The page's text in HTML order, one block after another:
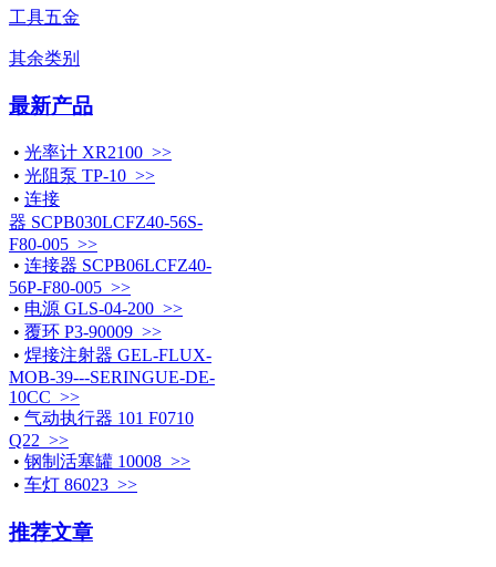
工具五金
其余类别
最新产品
• 光率计 XR2100 >>
• 光阻泵 TP-10 >>
• 连接
器 SCPB030LCFZ40-56S-
F80-005 >>
• 连接器 SCPB06LCFZ40-
56P-F80-005 >>
• 电源 GLS-04-200 >>
• 覆环 P3-90009 >>
• 焊接注射器 GEL-FLUX-
MOB-39---SERINGUE-DE-
10CC >>
• 气动执行器 101 F0710
Q22 >>
• 钢制活塞罐 10008 >>
• 车灯 86023 >>
推荐文章